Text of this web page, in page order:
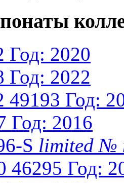
Год: 2020
Год: 2022
49193 Год:
Год: 2016
S limited №
46295 Год: